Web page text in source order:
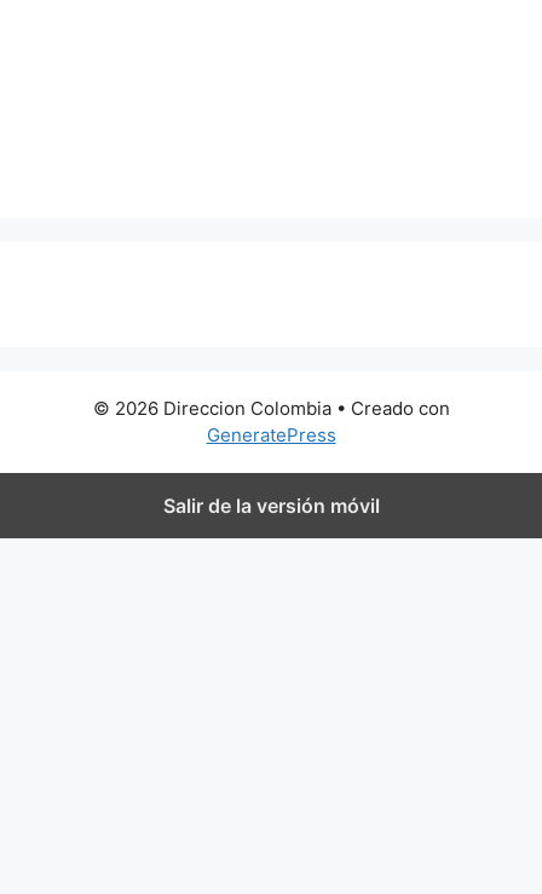
© 2026 Direccion Colombia• Creado con
GeneratePress
Salir de la versión móvil